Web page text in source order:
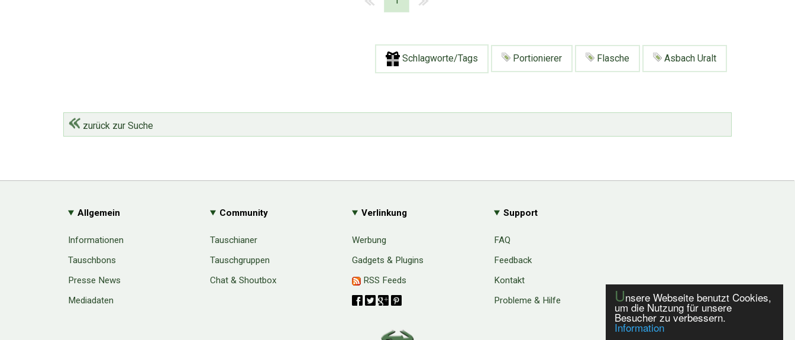
Unsere Webseite benutzt Cookies,
um die Nutzung für unsere
Besucher zu verbessern.
Information
Schlagworte/Tags Portionierer Flasche Asbach Uralt
zurück zur Suche
Allgemein
Informationen
Tauschbons
Presse News
Mediadaten
Community
Tauschianer
Tauschgruppen
Chat & Shoutbox
Verlinkung
Werbung
Gadgets & Plugins
RSS Feeds
Support
FAQ
Feedback
Kontakt
Probleme & Hilfe